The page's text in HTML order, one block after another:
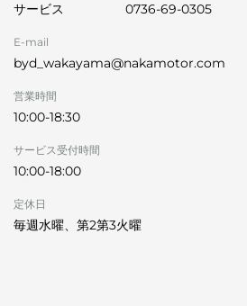
サービス
0736-69-0305
E-mail
byd_wakayama@nakamotor.com
営業時間
10:00-18:30
サービス受付時間
10:00-18:00
定休日
毎週水曜、第2第3火曜